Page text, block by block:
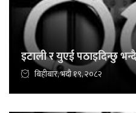
इटाली र युएई पठाइदिन्छु
बिहीबार, भदौ १९, २०८२